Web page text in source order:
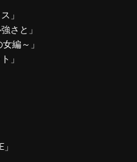
」
さと」
編～」
」